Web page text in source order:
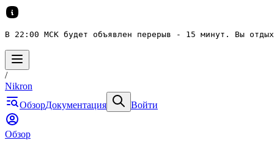
В 22:00 МСК будет объявлен перерыв - 15 минут. Вы
/
Nikron
ОбзорДокументация Войти
Обзор